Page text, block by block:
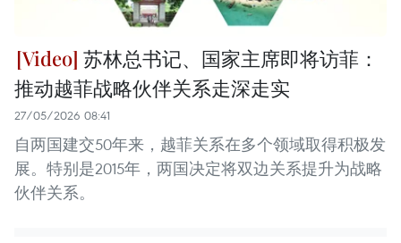
苏林总书记、国家主席即将访菲：
推动越菲战略伙伴关系走深走实
27/05/2026 08:41
自两国建交50年来，越菲关系在多个领域取得积极发
展。特别是2015年，两国决定将双边关系提升为战略
伙伴关系。